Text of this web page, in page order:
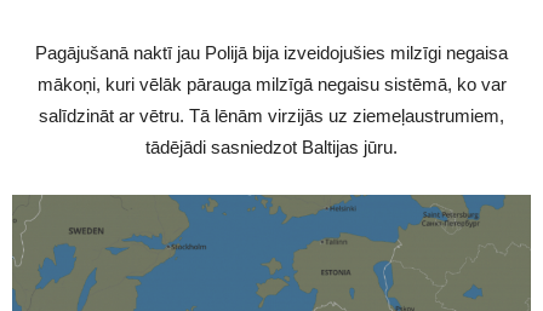
Pagājušanā naktī jau Polijā bija izveidojušies milzīgi negaisa
mākoņi, kuri vēlāk pārauga milzīgā negaisu sistēmā, ko var
salīdzināt ar vētru. Tā lēnām virzijās uz ziemeļaustrumiem,
tādējādi sasniedzot Baltijas jūru.